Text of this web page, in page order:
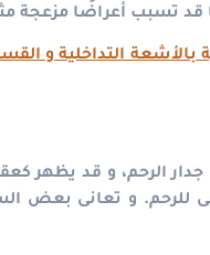
قد تسبب أعراضًا مزعجة
بالأشعة التداخلية و
الرحم، و قد يظهر
للرحم. و تعانى بعض